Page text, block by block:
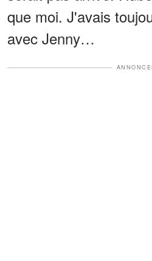
que moi. J'avais
avec Jenny…